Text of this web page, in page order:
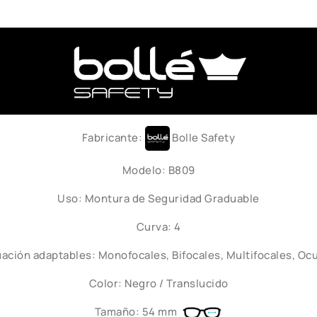
Fabricante: Bolle Safety
Modelo: B809
Uso: Montura de Seguridad Graduable
Curva: 4
adaptables: Monofocales, Bifocales, Multifocales,
Color: Negro / Translucido
Tamaño: 54 mm